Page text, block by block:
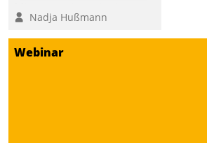
digitalen Cockpit, das
situationsbezogen
passende Fragen und
Nadja Hußmann
Webinar